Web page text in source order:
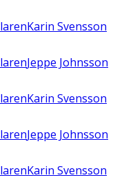
Karin Svensson
Jeppe Johnsson
Karin Svensson
Jeppe Johnsson
Karin Svensson